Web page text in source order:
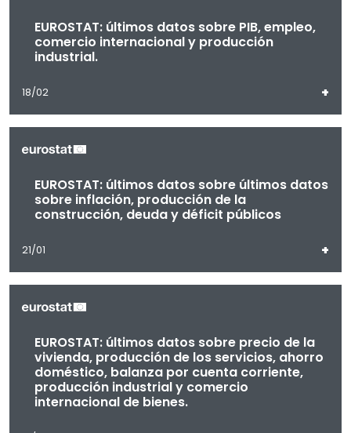
EUROSTAT: últimos datos sobre PIB, empleo,
comercio internacional y producción
industrial.
18/02 +
EUROSTAT: últimos datos sobre últimos datos
sobre inflación, producción de la
construcción, deuda y déficit públicos
21/01 +
EUROSTAT: últimos datos sobre precio de la
vivienda, producción de los servicios, ahorro
doméstico, balanza por cuenta corriente,
producción industrial y comercio
internacional de bienes.